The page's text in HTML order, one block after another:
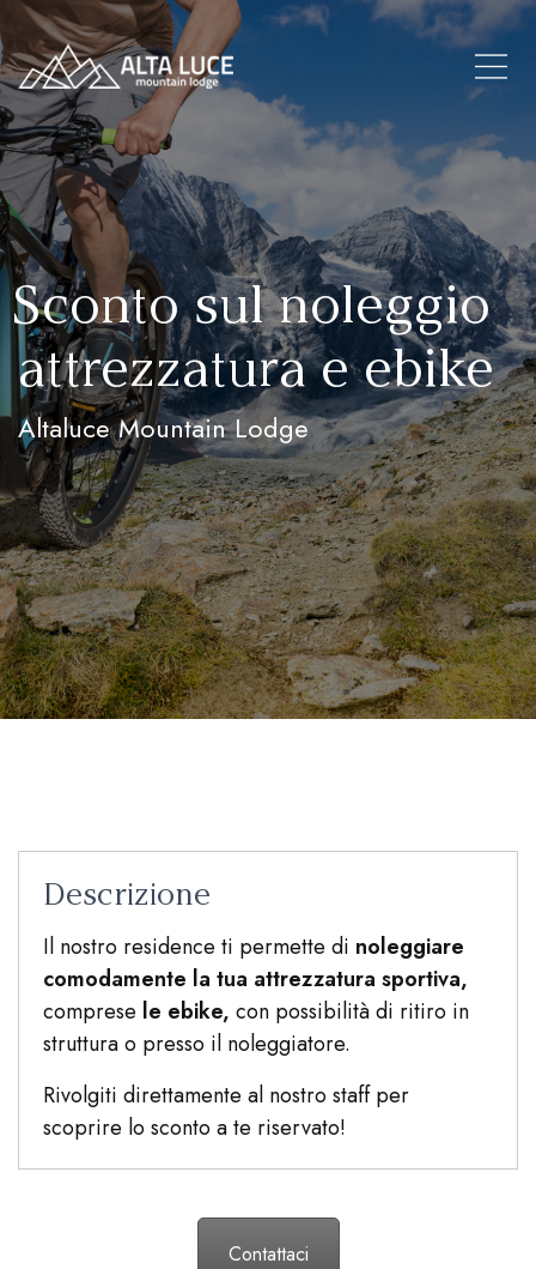
Sconto sul noleggio
attrezzatura e ebike
Altaluce Mountain Lodge
Descrizione
Il nostro residence ti permette di noleggiare
comodamente la tua attrezzatura sportiva,
comprese le ebike, con possibilità di ritiro in
struttura o presso il noleggiatore.
Rivolgiti direttamente al nostro staff per
scoprire lo sconto a te riservato!
Contattaci